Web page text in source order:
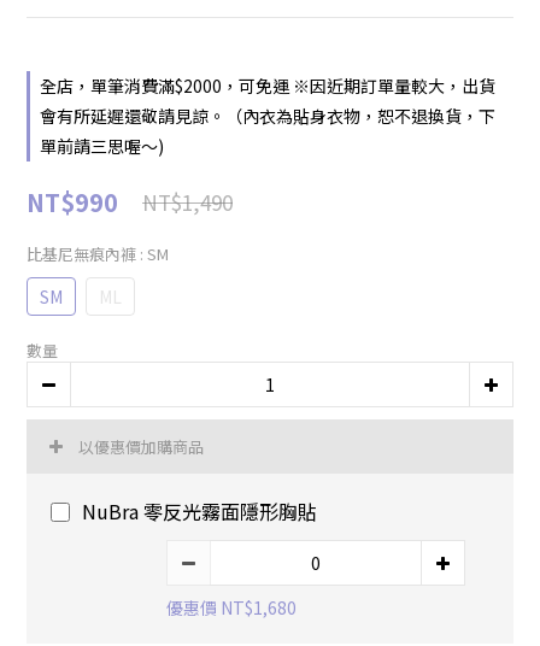
全店，單筆消費滿$2000，可免運 ※因近期訂單量較大，出貨
會有所延遲還敬請見諒。（內衣為貼身衣物，恕不退換貨，下
單前請三思喔～)
NT$990 NT$1,490
比基尼無痕內褲 : SM
SM ML
數量
以優惠價加購商品
NuBra 零反光霧面隱形胸貼
優惠價 NT$1,680